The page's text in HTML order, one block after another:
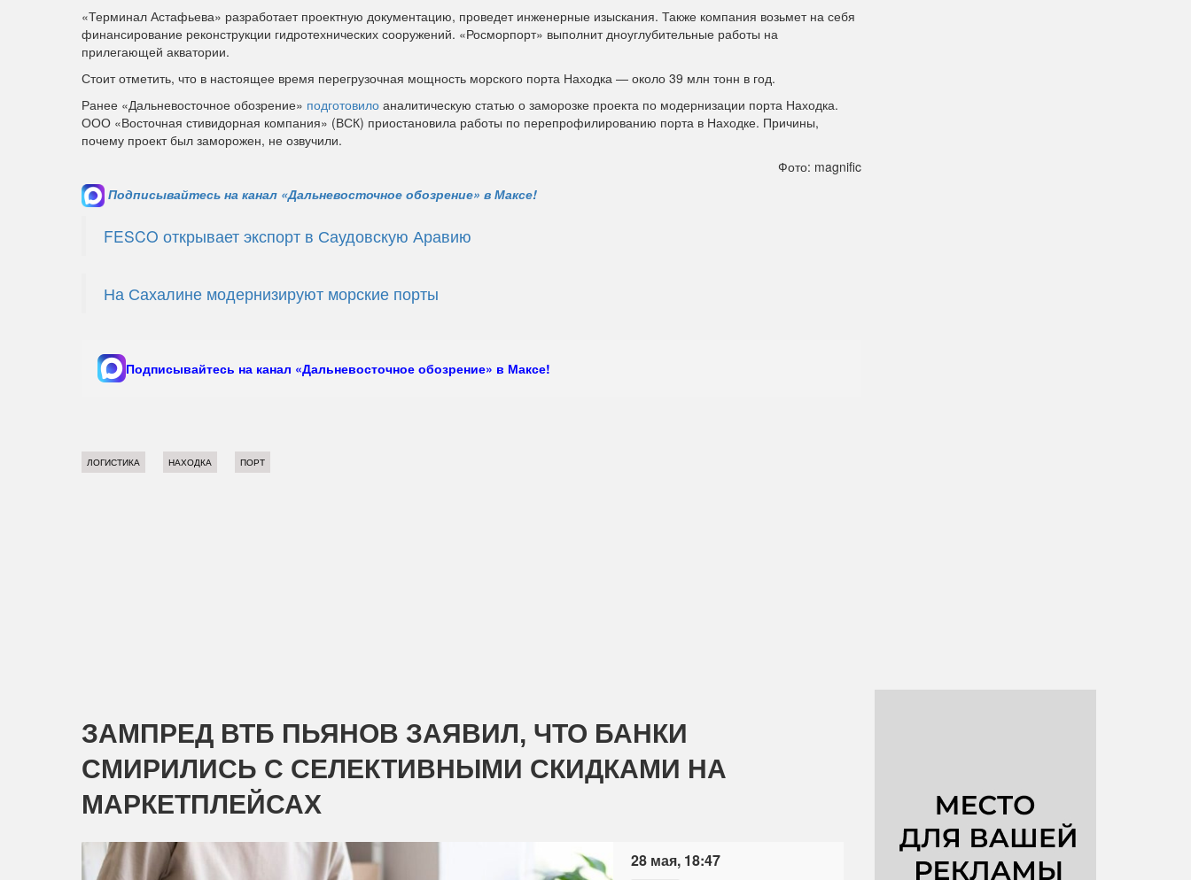
«Терминал Астафьева» разработает проектную документацию, проведет инженерные изыскания. Также компания возьмет на себя
финансирование реконструкции гидротехнических сооружений. «Росморпорт» выполнит дноуглубительные работы на
прилегающей акватории.
Стоит отметить, что в настоящее время перегрузочная мощность морского порта Находка — около 39 млн тонн в год.
Ранее «Дальневосточное обозрение» подготовило аналитическую статью о заморозке проекта по модернизации порта Находка.
ООО «Восточная стивидорная компания» (ВСК) приостановила работы по перепрофилированию порта в Находке. Причины,
почему проект был заморожен, не озвучили.
Фото: magnific
Подписывайтесь на канал «Дальневосточное обозрение» в Максе!
FESCO открывает экспорт в Саудовскую Аравию
На Сахалине модернизируют морские порты
Подписывайтесь на канал «Дальневосточное обозрение» в Максе!
ЛОГИСТИКА НАХОДКА ПОРТ
ЗАМПРЕД ВТБ ПЬЯНОВ ЗАЯВИЛ, ЧТО БАНКИ
СМИРИЛИСЬ С СЕЛЕКТИВНЫМИ СКИДКАМИ НА
МАРКЕТПЛЕЙСАХ
28 мая, 18:47